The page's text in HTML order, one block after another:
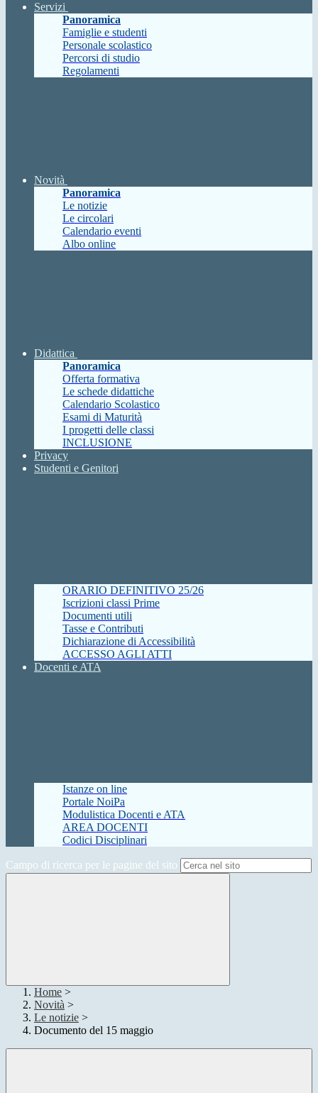
Servizi
Panoramica
Famiglie e studenti
Personale scolastico
Percorsi di studio
Regolamenti
Novità
Panoramica
Le notizie
Le circolari
Calendario eventi
Albo online
Didattica
Panoramica
Offerta formativa
Le schede didattiche
Calendario Scolastico
Esami di Maturità
I progetti delle classi
INCLUSIONE
Privacy
Studenti e Genitori
ORARIO DEFINITIVO 25/26
Iscrizioni classi Prime
Documenti utili
Tasse e Contributi
Dichiarazione di Accessibilità
ACCESSO AGLI ATTI
Docenti e ATA
Istanze on line
Portale NoiPa
Modulistica Docenti e ATA
AREA DOCENTI
Codici Disciplinari
Campo di ricerca per le pagine del sito
Home >
Novità >
Le notizie >
Documento del 15 maggio